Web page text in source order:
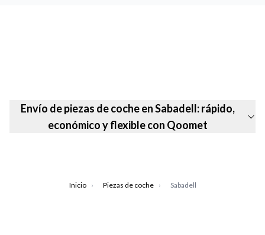
Envío de piezas de coche en Sabadell: rápido,
económico y flexible con Qoomet
Inicio › Piezas de coche › Sabadell